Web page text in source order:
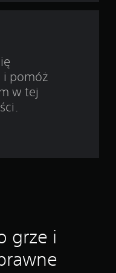
t
i pomóż
w tej
grze i